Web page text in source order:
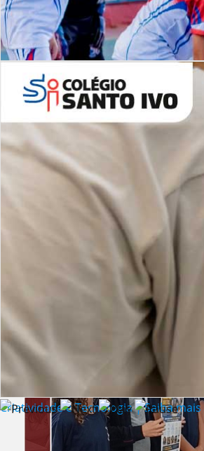
Desafios | Saiba mais
Criatividade e Tecnologia | Saiba mais